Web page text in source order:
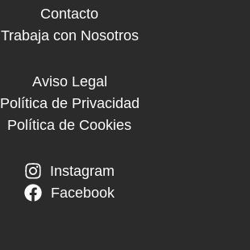
Contacto
Trabaja con Nosotros
Aviso Legal
Política de Privacidad
Política de Cookies
Instagram
Facebook